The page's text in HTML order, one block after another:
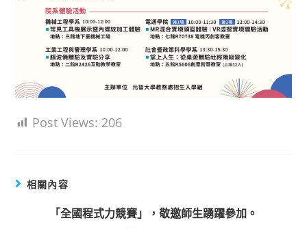
Post Views: 206
相關內容
「全國程式力競賽」，敬邀師生踴躍參加。